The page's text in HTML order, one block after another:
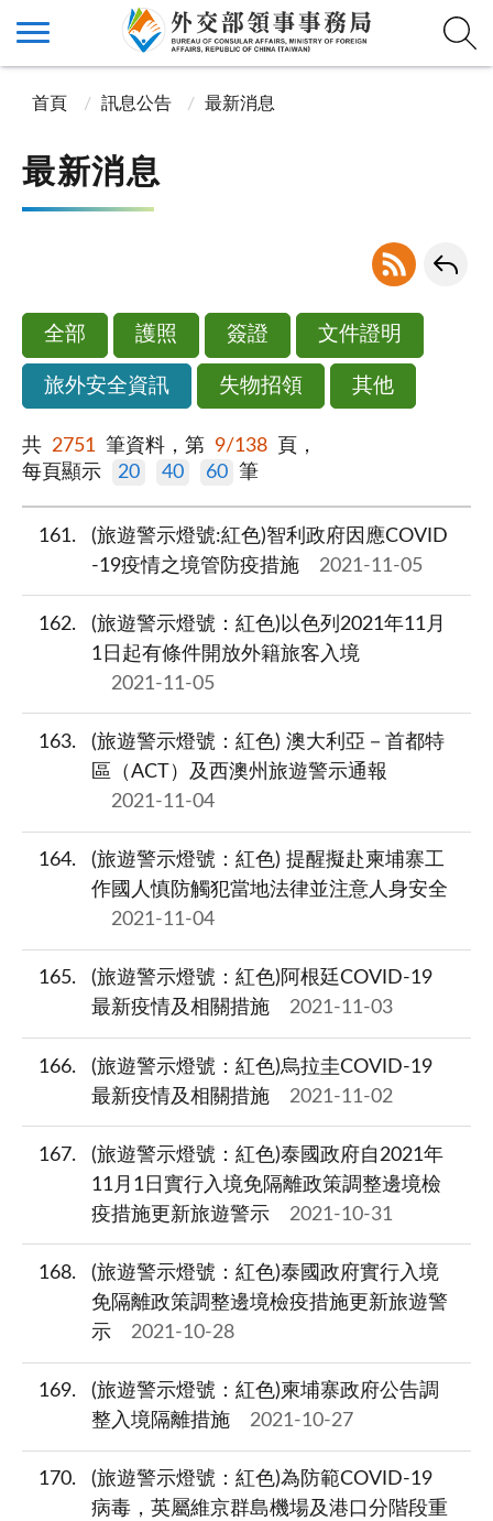
首頁 訊息公告 最新消息
最新消息
全部 護照 簽證 文件證明
旅外安全資訊 失物招領 其他
共 2751 筆資料，第 9/138
頁，
每頁顯示
20 40 60 筆
161
(旅遊警示燈號:紅色)智利政府因應COVID
-19疫情之境管防疫措施
2021-11-05
162
(旅遊警示燈號：紅色)以色列2021年11月
1日起有條件開放外籍旅客入境
2021-11-05
163
(旅遊警示燈號：紅色) 澳大利亞－首都特
區（ACT）及西澳州旅遊警示通報
2021-11-04
164
(旅遊警示燈號：紅色) 提醒擬赴柬埔寨工
作國人慎防觸犯當地法律並注意人身安全
2021-11-04
165
(旅遊警示燈號：紅色)阿根廷COVID-19
最新疫情及相關措施
2021-11-03
166
(旅遊警示燈號：紅色)烏拉圭COVID-19
最新疫情及相關措施
2021-11-02
167
(旅遊警示燈號：紅色)泰國政府自2021年
11月1日實行入境免隔離政策調整邊境檢
疫措施更新旅遊警示
2021-10-31
168
(旅遊警示燈號：紅色)泰國政府實行入境
免隔離政策調整邊境檢疫措施更新旅遊警
示
2021-10-28
169
(旅遊警示燈號：紅色)柬埔寨政府公告調
整入境隔離措施
2021-10-27
170
(旅遊警示燈號：紅色)為防範COVID-19
病毒，英屬維京群島機場及港口分階段重